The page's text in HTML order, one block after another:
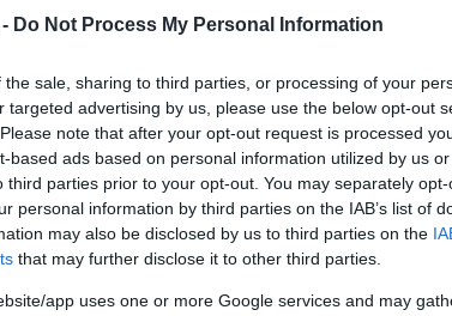
Do Not Process My Personal Information
the sale, sharing to third parties, or processing of your
targeted advertising by us, please use the below opt-out
note that after your opt-out request is processed
based ads based on personal information utilized by us
third parties prior to your opt-out. You may separately
personal information by third parties on the IAB’s list of
may also be disclosed by us to third parties on the
that may further disclose it to other third parties.
app uses one or more Google services and may
ta de uppenbara bilderna. Jag hade lyxen
honom. Jag försökte få ihop en